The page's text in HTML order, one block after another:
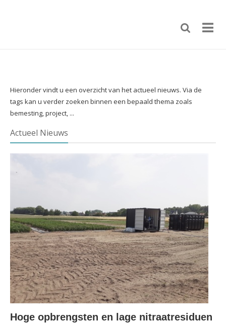
Hieronder vindt u een overzicht van het actueel nieuws. Via de
tags kan u verder zoeken binnen een bepaald thema zoals
bemesting, project, ...
Actueel Nieuws
Hoge opbrengsten en lage nitraatresiduen